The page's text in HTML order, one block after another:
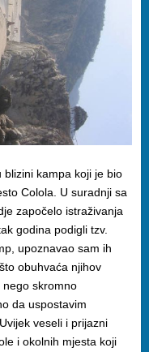
kampa koji je bio
Colola. U suradnji sa
započelo istraživanja
godina podigli tzv.
upoznavao sam ih
obuhvaća njihov
nego skromno
da uspostavim
veseli i prijazni
i okolnih mjesta koji